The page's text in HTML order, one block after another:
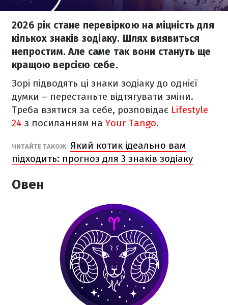
2026 рік стане перевіркою на міцність для
кількох знаків зодіаку. Шлях виявиться
непростим. Але саме так вони стануть ще
кращою версією себе.
Зорі підводять ці знаки зодіаку до однієї
думки – перестаньте відтягувати зміни.
Треба взятися за себе, розповідає Lifestyle
24 з посиланням на Your Tango.
ЧИТАЙТЕ ТАКОЖ Який котик ідеально вам
підходить: прогноз для 3 знаків зодіаку
Овен